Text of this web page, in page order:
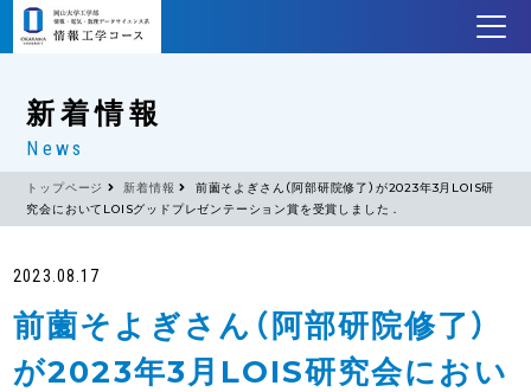
新着情報
News
トップページ 新着情報
前薗そよぎさん（阿部研院修了）が2023年3月LOIS研
究会においてLOISグッドプレゼンテーション賞を受賞しました．
2023.08.17
前薗そよぎさん（阿部研院修了）
が2023年3月LOIS研究会におい